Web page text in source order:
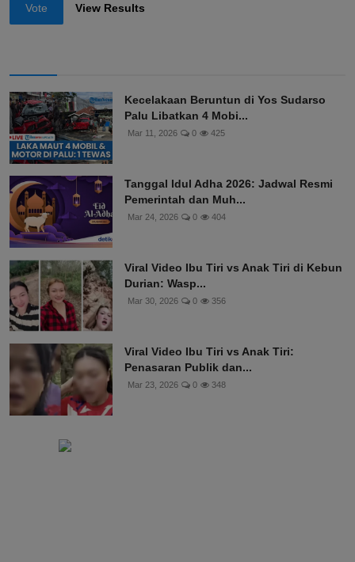
Vote View Results
Kecelakaan Beruntun di Yos Sudarso
Palu Libatkan 4 Mobi...
Mar 11, 2026 0 425
Tanggal Idul Adha 2026: Jadwal Resmi
Pemerintah dan Muh...
Mar 24, 2026 0 404
Viral Video Ibu Tiri vs Anak Tiri di Kebun
Durian: Wasp...
Mar 30, 2026 0 356
Viral Video Ibu Tiri vs Anak Tiri:
Penasaran Publik dan...
Mar 23, 2026 0 348